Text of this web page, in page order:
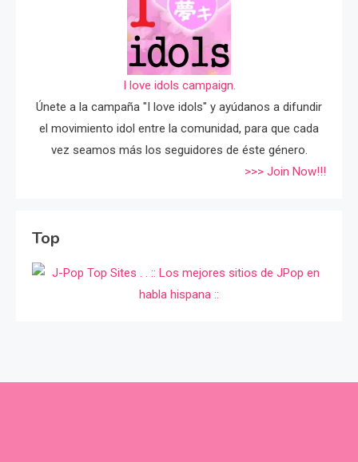
I love idols campaign.
Únete a la campaña "I love idols" y ayúdanos a difundir
el movimiento idol entre la comunidad, para que cada
vez seamos más los seguidores de éste género.
>>> Join Now!!!
Top